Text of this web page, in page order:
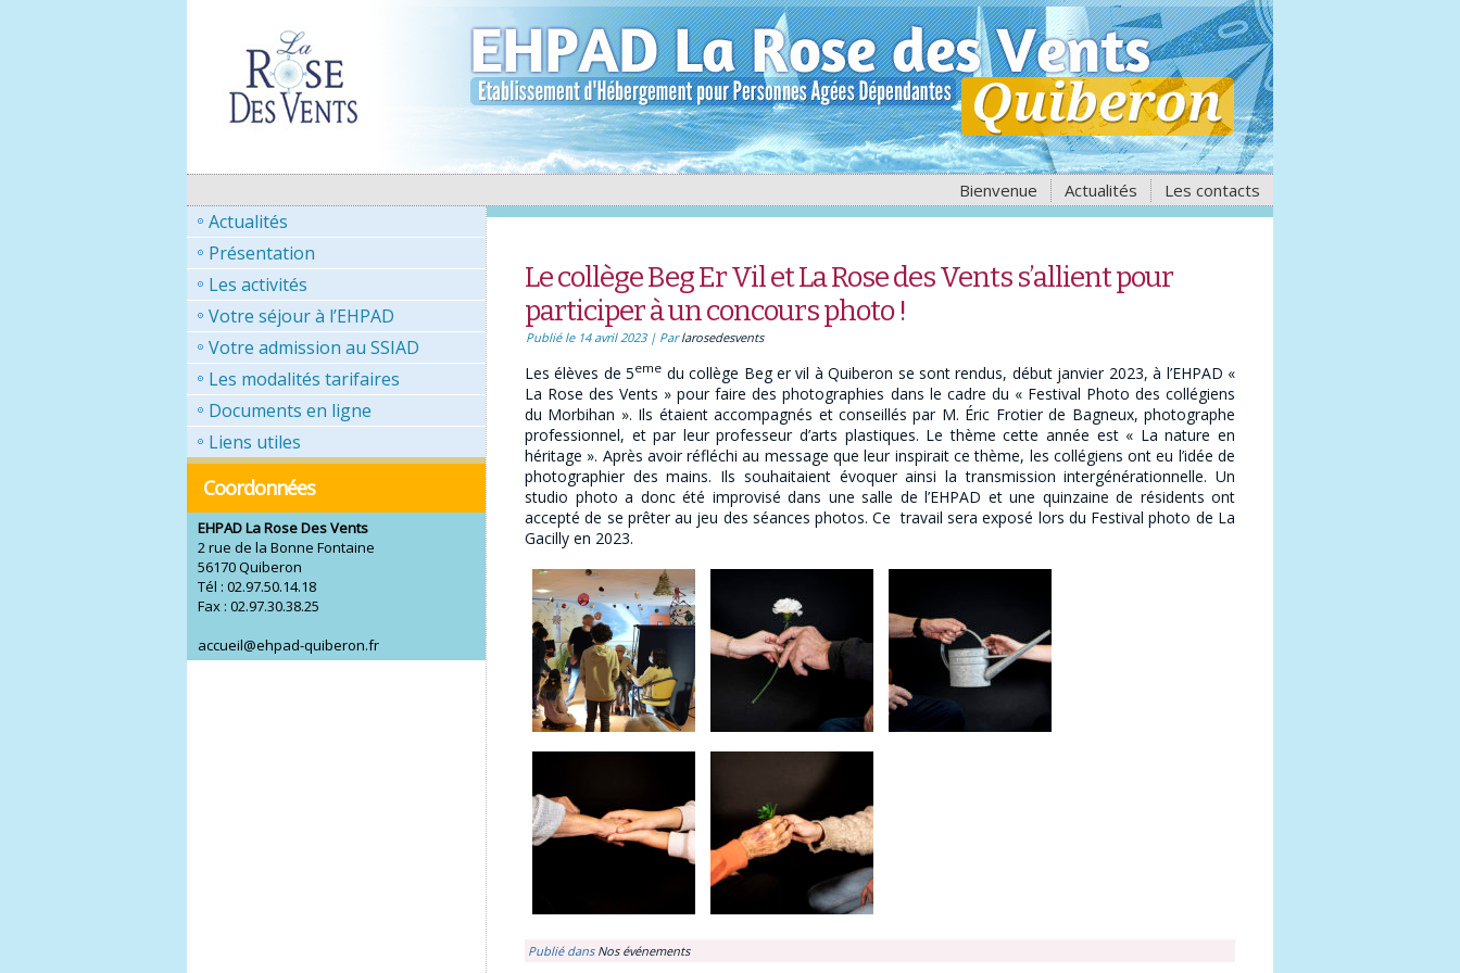
Bienvenue Actualités Les contacts
Actualités
Présentation
Les activités
Votre séjour à l’EHPAD
Votre admission au SSIAD
Les modalités tarifaires
Documents en ligne
Liens utiles
Coordonnées
EHPAD La Rose Des Vents
2 rue de la Bonne Fontaine
56170 Quiberon
Tél : 02.97.50.14.18
Fax : 02.97.30.38.25
accueil@ehpad-quiberon.fr
Le collège Beg Er Vil et La Rose des Vents s’allient pour
participer à un concours photo !
Publié le 14 avril 2023| Par larosedesvents
Les élèves de 5eme du collège Beg er vil à Quiberon se sont rendus, début janvier 2023, à l’EHPAD «
La Rose des Vents » pour faire des photographies dans le cadre du « Festival Photo des collégiens
du Morbihan ». Ils étaient accompagnés et conseillés par M. Éric Frotier de Bagneux, photographe
professionnel, et par leur professeur d’arts plastiques. Le thème cette année est « La nature en
héritage ». Après avoir réfléchi au message que leur inspirait ce thème, les collégiens ont eu l’idée de
photographier des mains. Ils souhaitaient évoquer ainsi la transmission intergénérationnelle. Un
studio photo a donc été improvisé dans une salle de l’EHPAD et une quinzaine de résidents ont
accepté de se prêter au jeu des séances photos. Ce travail sera exposé lors du Festival photo de La
Gacilly en 2023.
Publié dans Nos événements